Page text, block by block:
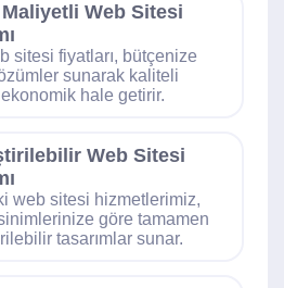
Web Sitesi
sitesi fiyatları, bütçenize
sunarak kaliteli
ekonomik hale getirir.
Web Sitesi
web sitesi hizmetlerimiz,
göre tamamen
tasarımlar sunar.